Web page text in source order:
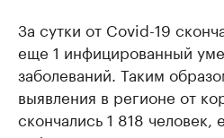
За сутки от Covid-19
еще 1 инфицированный
заболеваний. Таким
выявления в регионе от
скончались 1 818 человек,